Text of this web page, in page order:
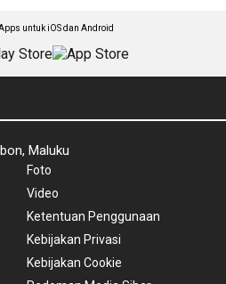
untuk iOS dan Android
Maluku
Foto
Video
Ketentuan Penggunaan
Kebijakan Privasi
Kebijakan Cookie